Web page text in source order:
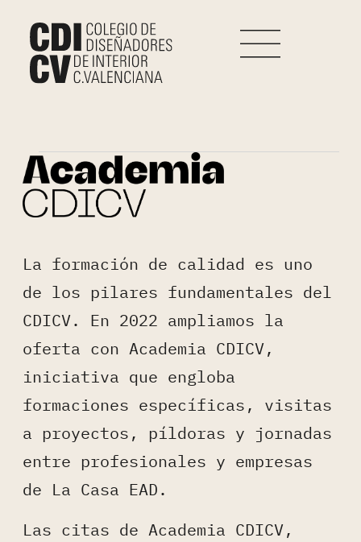
La formación de calidad es uno
de los pilares fundamentales del
CDICV. En 2022 ampliamos la
oferta con Academia CDICV,
iniciativa que engloba
formaciones específicas, visitas
a proyectos, píldoras y jornadas
entre profesionales y empresas
de La Casa EAD.
Las citas de Academia CDICV,